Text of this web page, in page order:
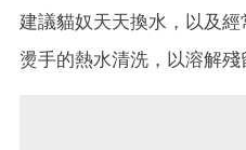
建議貓奴天天換水，以及
燙手的熱水清洗，以溶解殘